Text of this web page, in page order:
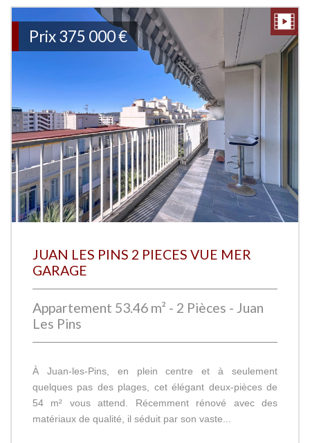
Prix375 000€
JUAN LES PINS 2 PIECES VUE MER
GARAGE
Appartement 53.46 m² - 2 Pièces - Juan
Les Pins
À Juan-les-Pins, en plein centre et à seulement
quelques pas des plages, cet élégant deux-pièces de
54 m² vous attend. Récemment rénové avec des
matériaux de qualité, il séduit par son vaste...